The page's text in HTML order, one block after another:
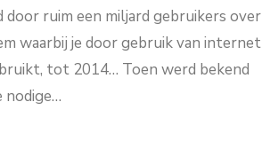
ruim een miljard gebruikers over
waarbij je door gebruik van internet
tot 2014… Toen werd bekend
nodige…